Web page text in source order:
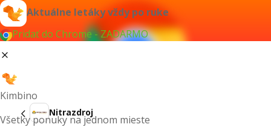
Aktuálne letáky vždy po ruke
Pridať do Chrome - ZADARMO
Kimbino
Všetky ponuky na jednom mieste
Nitrazdroj